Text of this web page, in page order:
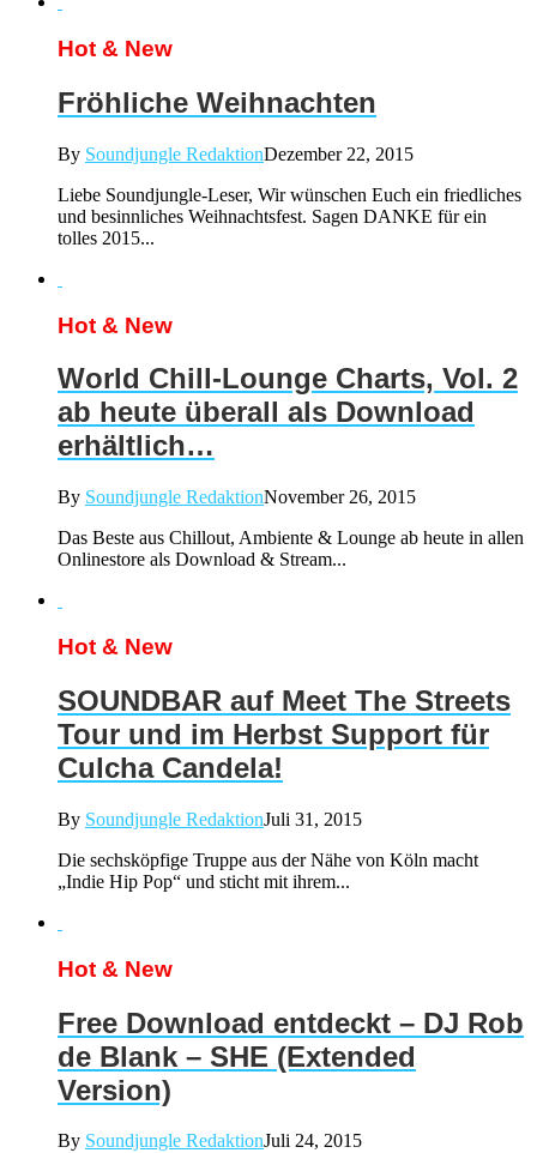
Hot & New
Fröhliche Weihnachten
By Soundjungle RedaktionDezember 22, 2015
Liebe Soundjungle-Leser, Wir wünschen Euch ein friedliches
und besinnliches Weihnachtsfest. Sagen DANKE für ein
tolles 2015...
Hot & New
World Chill-Lounge Charts, Vol. 2
ab heute überall als Download
erhältlich…
By Soundjungle RedaktionNovember 26, 2015
Das Beste aus Chillout, Ambiente & Lounge ab heute in allen
Onlinestore als Download & Stream...
Hot & New
SOUNDBAR auf Meet The Streets
Tour und im Herbst Support für
Culcha Candela!
By Soundjungle RedaktionJuli 31, 2015
Die sechsköpfige Truppe aus der Nähe von Köln macht
„Indie Hip Pop“ und sticht mit ihrem...
Hot & New
Free Download entdeckt – DJ Rob
de Blank – SHE (Extended
Version)
By Soundjungle RedaktionJuli 24, 2015